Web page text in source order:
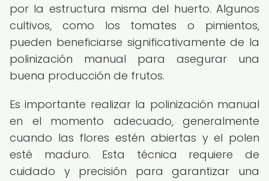
por la estructura misma del huerto. Algunos
cultivos, como los tomates o pimientos,
pueden beneficiarse significativamente de la
polinización manual para asegurar una
buena producción de frutos.
Es importante realizar la polinización manual
en el momento adecuado, generalmente
cuando las flores estén abiertas y el polen
esté maduro. Esta técnica requiere de
cuidado y precisión para garantizar una